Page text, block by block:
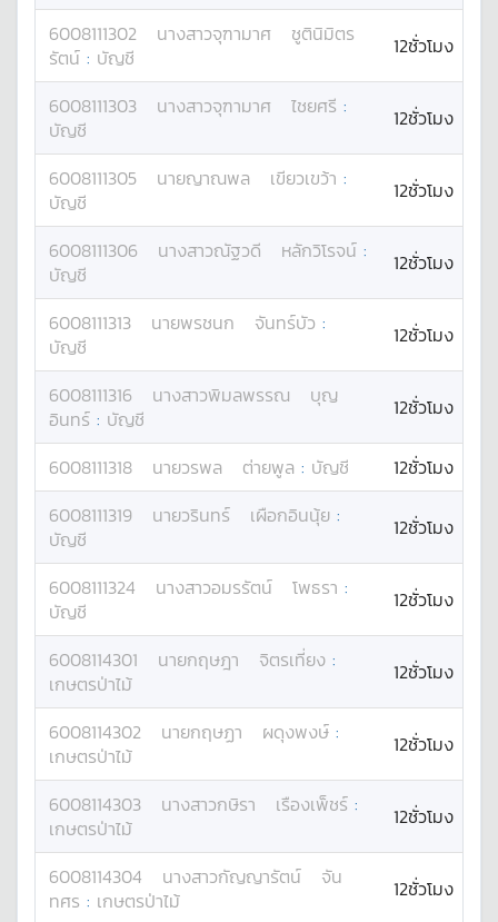
6008111302 นางสาวจุฑามาศ
ชูตินิมิตร
รัตน์ : บัญชี 12ชั่วโมง
6008111303 นางสาวจุฑามาศ ไชยศรี :
บัญชี
12ชั่วโมง
6008111305 นายญาณพล เขียวเขว้า :
บัญชี
12ชั่วโมง
6008111306 นางสาวณัฐวดี หลักวิโรจน์ :
บัญชี
12ชั่วโมง
6008111313 นายพรชนก จันทร์บัว :
บัญชี
12ชั่วโมง
6008111316 นางสาวพิมลพรรณ
บุญ
อินทร์ : บัญชี 12ชั่วโมง
6008111318 นายวรพล ต่ายพูล : บัญชี
12ชั่วโมง
6008111319
นายวรินทร์ เผือกอินนุ้ย :
บัญชี
12ชั่วโมง
6008111324 นางสาวอมรรัตน์ โพธรา :
บัญชี
12ชั่วโมง
6008114301 นายกฤษฎา จิตรเที่ยง :
เกษตรป่าไม้
12ชั่วโมง
6008114302 นายกฤษฏา ผดุงพงษ์ :
เกษตรป่าไม้
12ชั่วโมง
6008114303 นางสาวกษิรา เรืองเพ็ชร์ :
เกษตรป่าไม้
12ชั่วโมง
6008114304 นางสาวกัญญารัตน์
จัน
ทศร : เกษตรป่าไม้ 12ชั่วโมง